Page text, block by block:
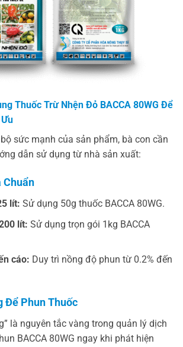
Thuốc Trừ Nhện Đỏ BACCA 80WG Để
sức mạnh của sản phẩm, bà con cần
dẫn sử dụng từ nhà sản xuất:
Chuẩn
lít: Sử dụng 50g thuốc BACCA 80WG.
lít: Sử dụng trọn gói 1kg BACCA
cáo: Duy trì nồng độ phun từ 0.2% đến
Để Phun Thuốc
là nguyên tắc vàng trong quản lý dịch
BACCA 80WG ngay khi phát hiện